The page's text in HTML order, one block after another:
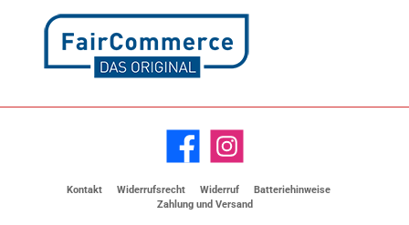
Facebook Instagram
Kontakt Widerrufsrecht Widerruf
Batteriehinweise
Zahlung und Versand